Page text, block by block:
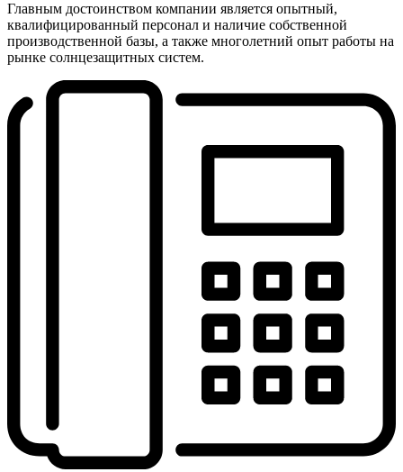
Главным достоинством компании является опытный,
квалифицированный персонал и наличие собственной
производственной базы, а также многолетний опыт работы на
рынке солнцезащитных систем.